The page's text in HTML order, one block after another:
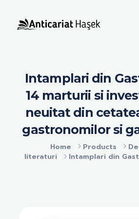
Home Products
literaturi
Intamplari din
Intamplari din
14 marturii si
neuitat din
gastronomilor si